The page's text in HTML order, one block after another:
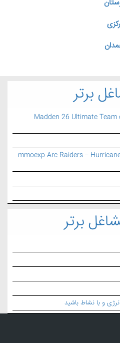
برتر
Madden 26 Ultimate
mmoexp Arc Raiders –
برتر
و با نشاط باشید